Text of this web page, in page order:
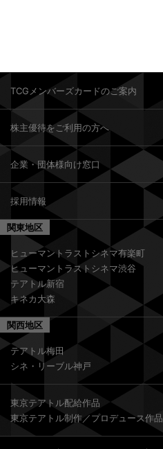
TCGメンバーズカードのご案内
株主優待をご利用の方へ
企業・団体様向け窓口
採用情報
関東地区
ヒューマントラストシネマ有楽町
ヒューマントラストシネマ渋谷
テアトル新宿
キネカ大森
関西地区
テアトル梅田
シネ・リーブル神戸
東京テアトル配給作品
東京テアトル制作／プロデュース作品